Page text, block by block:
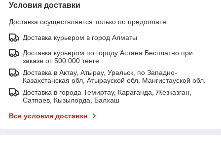
Условия доставки
Доставка осуществляется только по предоплате.
Доставка курьером в город Алматы
Доставка курьером по городу Астана Бесплатно при
заказе от 500 000 тенге
Доставка в Актау, Атырау, Уральск, по Западно-
Казахстанская обл, Атырауской обл. Мангистауской обл.
Доставка в города Темиртау, Караганда, Жезказган,
Сатпаев, Кызылорда, Балхаш
Все условия доставки